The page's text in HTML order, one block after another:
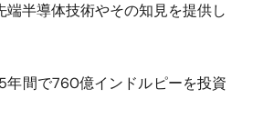
半導体技術やその知見を提供し
5年間で760億インドルピーを投資